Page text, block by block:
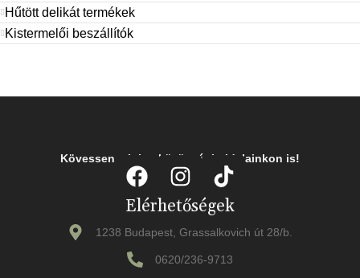
Hűtött delikát termékek
Kistermelői beszállítók
Kövessen minket közösségi oldalainkon is!
Elérhetőségek
1238 Budapest, Grassalkovich út 28/b.
0620/236-9713